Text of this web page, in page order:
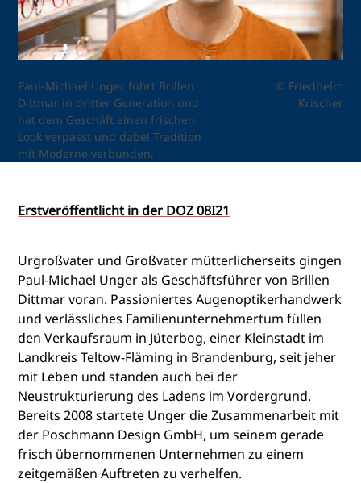
Paul-Michael Unger führt Brillen
Dittmar in dritter Generation und
hat dem Geschäft einen frischen
Look verpasst und dabei Tradition
mit Moderne verbunden.
© Friedhelm
Krischer
Erstveröffentlicht in der DOZ 08I21
Urgroßvater und Großvater mütterlicherseits gingen
Paul-Michael Unger als Geschäftsführer von Brillen
Dittmar voran. Passioniertes Augenoptikerhandwerk
und verlässliches Familienunternehmertum füllen
den Verkaufsraum in Jüterbog, einer Kleinstadt im
Landkreis Teltow-Fläming in Brandenburg, seit jeher
mit Leben und standen auch bei der
Neustrukturierung des Ladens im Vordergrund.
Bereits 2008 startete Unger die Zusammenarbeit mit
der Poschmann Design GmbH, um seinem gerade
frisch übernommenen Unternehmen zu einem
zeitgemäßen Auftreten zu verhelfen.